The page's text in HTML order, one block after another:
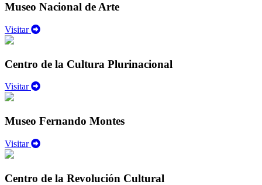
Museo Nacional de Arte
Visitar
Centro de la Cultura Plurinacional
Visitar
Museo Fernando Montes
Visitar
Centro de la Revolución Cultural